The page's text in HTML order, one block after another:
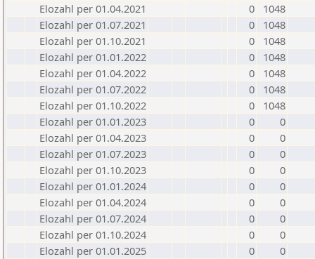
Elozahl per 01.04.2021
0
1048
Elozahl per 01.07.2021
0
1048
Elozahl per 01.10.2021
0
1048
Elozahl per 01.01.2022
0
1048
Elozahl per 01.04.2022
0
1048
Elozahl per 01.07.2022
0
1048
Elozahl per 01.10.2022
0
1048
Elozahl per 01.01.2023
0
0
Elozahl per 01.04.2023
0
0
Elozahl per 01.07.2023
0
0
Elozahl per 01.10.2023
0
0
Elozahl per 01.01.2024
0
0
Elozahl per 01.04.2024
0
0
Elozahl per 01.07.2024
0
0
Elozahl per 01.10.2024
0
0
Elozahl per 01.01.2025
0
0